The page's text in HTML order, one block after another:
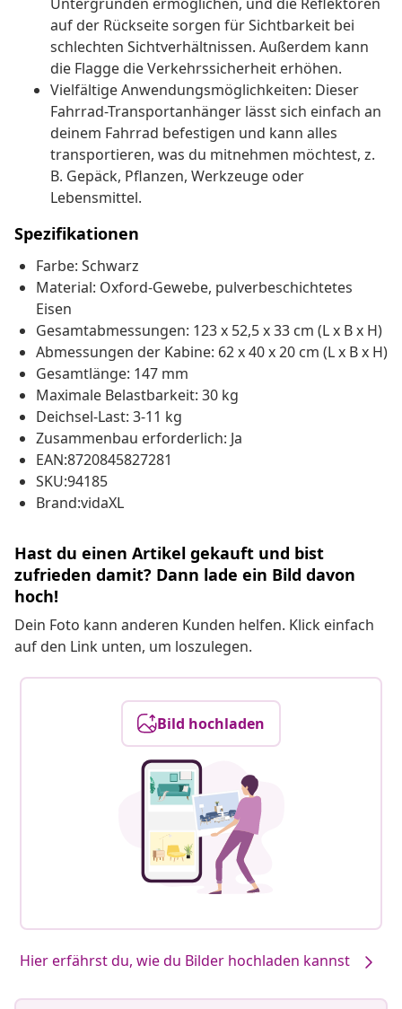
auf der Rückseite sorgen für Sichtbarkeit bei
schlechten Sichtverhältnissen. Außerdem kann
die Flagge die Verkehrssicherheit erhöhen.
Vielfältige Anwendungsmöglichkeiten: Dieser
Fahrrad-Transportanhänger lässt sich einfach an
deinem Fahrrad befestigen und kann alles
transportieren, was du mitnehmen möchtest, z.
B. Gepäck, Pflanzen, Werkzeuge oder
Lebensmittel.
Spezifikationen
Farbe: Schwarz
Material: Oxford-Gewebe, pulverbeschichtetes
Eisen
Gesamtabmessungen: 123 x 52,5 x 33 cm (L x B x H)
Abmessungen der Kabine: 62 x 40 x 20 cm (L x B x H)
Gesamtlänge: 147 mm
Maximale Belastbarkeit: 30 kg
Deichsel-Last: 3-11 kg
Zusammenbau erforderlich: Ja
EAN:8720845827281
SKU:94185
Brand:vidaXL
Hast du einen Artikel gekauft und bist
zufrieden damit? Dann lade ein Bild davon
hoch!
Dein Foto kann anderen Kunden helfen. Klick einfach
auf den Link unten, um loszulegen.
Bild hochladen
Hier erfährst du, wie du Bilder hochladen kannst